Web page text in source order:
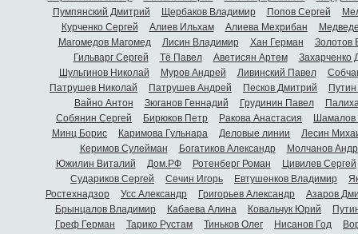
Пумпянский Дмитрий
Щербаков Владимир Попов Сергей
Курченко Сергей
Алиев Ильхам Алиева Мехрибан
Магомедов Магомед
Лисин Владимир Хан Герман
Золотов
Гильварг Сергей
Тё Павел Аветисян Артем
Захарченко
Шульгинов Николай
Муров Андрей Ливинский Павел
Патрушев Николай
Патрушев Андрей Песков Дмитрий
Вайно Антон
Зюганов Геннадий Грудинин Павел
Собянин Сергей
Бирюков Петр Ракова Анастасия
Шамалов
Минц Борис
Каримова Гульнара Деловые линии
Лесин
Керимов Сулейман
Богатиков Александр
Молчанов
Южилин Виталий
Дом.РФ Ротенберг Роман
Цивилев Сергей
Судариков Сергей
Сечин Игорь Евтушенков Владимир
Ростехнадзор
Усс Александр Григорьев Александр
Азаров
Брынцалов Владимир
Кабаева Алина Ковальчук Юрий
Греф Герман
Тарико Рустам Тиньков Олег Нисанов Год